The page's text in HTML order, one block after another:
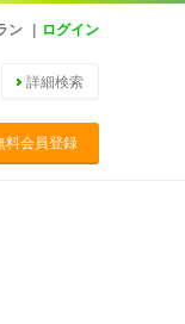
ン ログイン
詳細検索
料会員登録